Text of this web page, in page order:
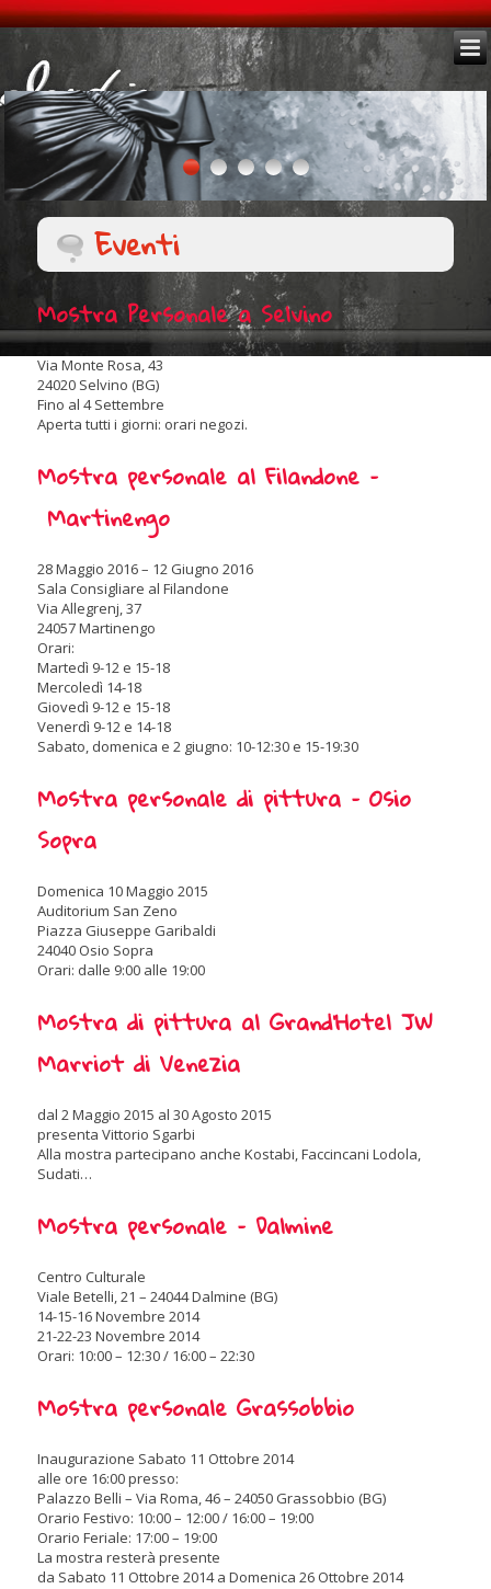
Eventi
Mostra Personale a Selvino
Via Monte Rosa, 43
24020 Selvino (BG)
Fino al 4 Settembre
Aperta tutti i giorni: orari negozi.
Mostra personale al Filandone –
Martinengo
28 Maggio 2016 – 12 Giugno 2016
Sala Consigliare al Filandone
Via Allegrenj, 37
24057 Martinengo
Orari:
Martedì 9-12 e 15-18
Mercoledì 14-18
Giovedì 9-12 e 15-18
Venerdì 9-12 e 14-18
Sabato, domenica e 2 giugno: 10-12:30 e 15-19:30
Mostra personale di pittura – Osio
Sopra
Domenica 10 Maggio 2015
Auditorium San Zeno
Piazza Giuseppe Garibaldi
24040 Osio Sopra
Orari: dalle 9:00 alle 19:00
Mostra di pittura al Grand’Hotel JW
Marriot di Venezia
dal 2 Maggio 2015 al 30 Agosto 2015
presenta Vittorio Sgarbi
Alla mostra partecipano anche Kostabi, Faccincani Lodola,
Sudati…
Mostra personale – Dalmine
Centro Culturale
Viale Betelli, 21 – 24044 Dalmine (BG)
14-15-16 Novembre 2014
21-22-23 Novembre 2014
Orari: 10:00 – 12:30 / 16:00 – 22:30
Mostra personale Grassobbio
Inaugurazione Sabato 11 Ottobre 2014
alle ore 16:00 presso:
Palazzo Belli – Via Roma, 46 – 24050 Grassobbio (BG)
Orario Festivo: 10:00 – 12:00 / 16:00 – 19:00
Orario Feriale: 17:00 – 19:00
La mostra resterà presente
da Sabato 11 Ottobre 2014 a Domenica 26 Ottobre 2014